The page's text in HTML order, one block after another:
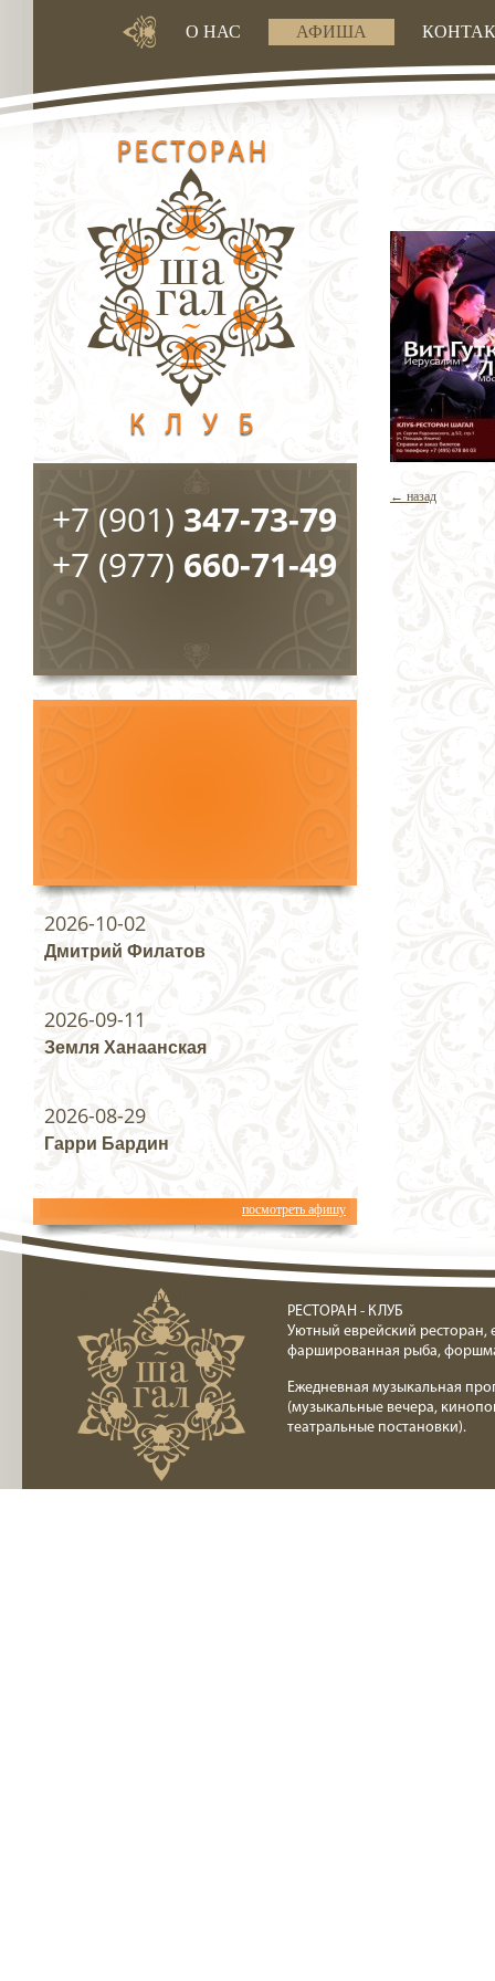
О НАС АФИША
← назад
+7 (901) 347-73-79
+7 (977) 660-71-49
2026-10-02
Дмитрий Филатов
2026-09-11
Земля Ханаанская
2026-08-29
Гарри Бардин
посмотреть афишу
Ресторан клуб Шагал
РЕСТОРАН - КЛУБ
Уютный еврейский ресторан,
фаршированная рыба,
Ежедневная музыкальная
(музыкальные вечера,
театральные постановки).